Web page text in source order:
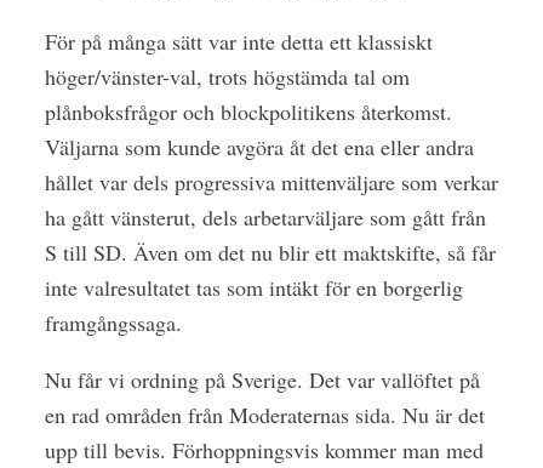
För på många sätt var inte detta ett klassiskt
höger/vänster-val, trots högstämda tal om
plånboksfrågor och blockpolitikens återkomst.
Väljarna som kunde avgöra åt det ena eller andra
hållet var dels progressiva mittenväljare som verkar
ha gått vänsterut, dels arbetarväljare som gått från
S till SD. Även om det nu blir ett maktskifte, så får
inte valresultatet tas som intäkt för en borgerlig
framgångssaga.
Nu får vi ordning på Sverige. Det var vallöftet på
en rad områden från Moderaternas sida. Nu är det
upp till bevis. Förhoppningsvis kommer man med